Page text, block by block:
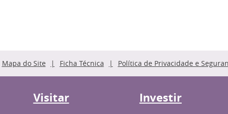
Mapa do Site Ficha Técnica Política de Privacidade e
Visitar Investir